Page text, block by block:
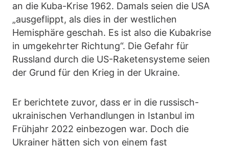
an die Kuba-Krise 1962. Damals seien die USA
„ausgeflippt, als dies in der westlichen
Hemisphäre geschah. Es ist also die Kubakrise
in umgekehrter Richtung“. Die Gefahr für
Russland durch die US-Raketensysteme seien
der Grund für den Krieg in der Ukraine.
Er berichtete zuvor, dass er in die russisch-
ukrainischen Verhandlungen in Istanbul im
Frühjahr 2022 einbezogen war. Doch die
Ukrainer hätten sich von einem fast